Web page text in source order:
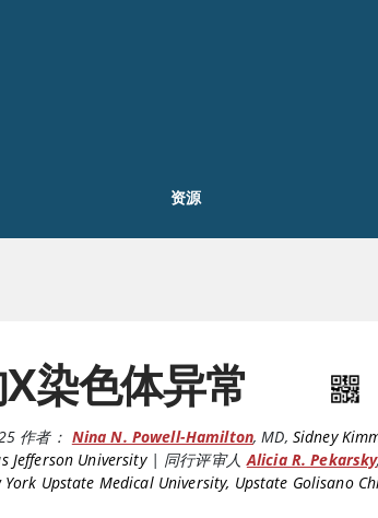
资源
染色体异常
作者： Nina N. Powell-Hamilton,MD, Sidney
Jefferson University| 同行评审人 Alicia R. Pekarsky,
Upstate Medical University, Upstate Golisano